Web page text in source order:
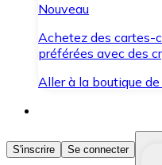
Nouveau
Achetez des cartes-
préférées avec des
Aller à la boutique
Acheter des
S'inscrire Se connecter